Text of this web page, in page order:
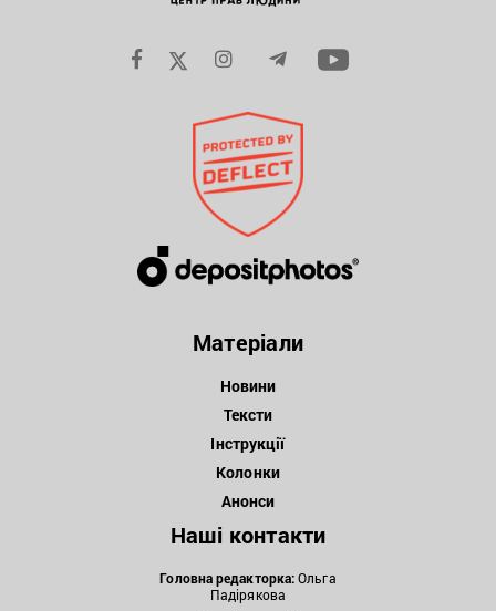
Матеріали
Новини
Тексти
Інструкції
Колонки
Анонси
Наші контакти
Головна редакторка:Ольга
Падірякова